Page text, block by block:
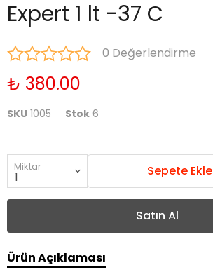
Expert 1 lt -37 C
0 Değerlendirme
₺ 380.00
SKU 1005 Stok 6
Miktar Sepete Ekle
Satın Al
Ürün Açıklaması